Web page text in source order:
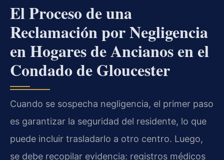
El Proceso de una
Reclamación por Negligencia
en Hogares de Ancianos en el
Condado de Gloucester
Cuando se sospecha negligencia, el primer paso
es garantizar la seguridad del residente, lo que
puede incluir trasladarlo a otro centro. Luego,
se debe recopilar evidencia: registros médicos